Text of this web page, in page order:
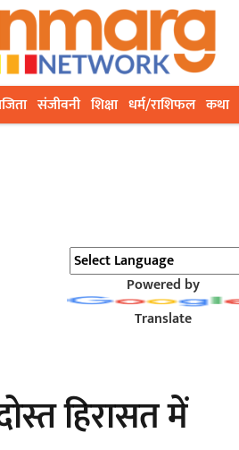
संजीवनी शिक्षा धर्म/राशिफल कथा
Powered by
Translate
हिरासत में